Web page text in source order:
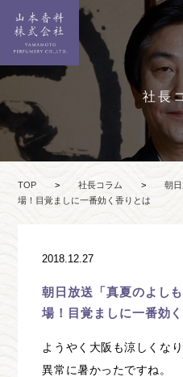
社長
TOP > 社長コラム >
朝
場！目覚ましに一番効く香りとは
2018.12.27
朝日放送「真夏のよし
場！目覚ましに一番効
ようやく大阪も涼しくな
異常に暑かったですね。